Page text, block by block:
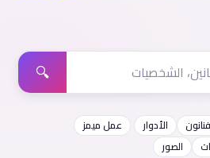
🔍
الأدوار
عمل ميمز
الصور